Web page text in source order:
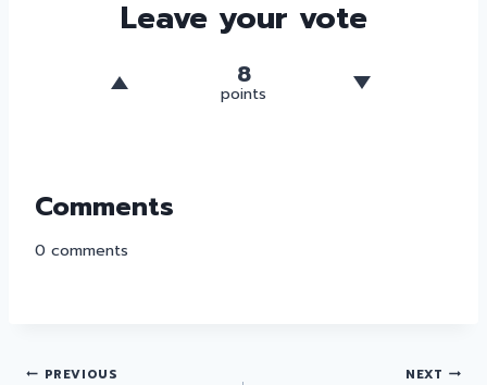
Leave your vote
8
points
Comments
0 comments
PREVIOUS NEXT